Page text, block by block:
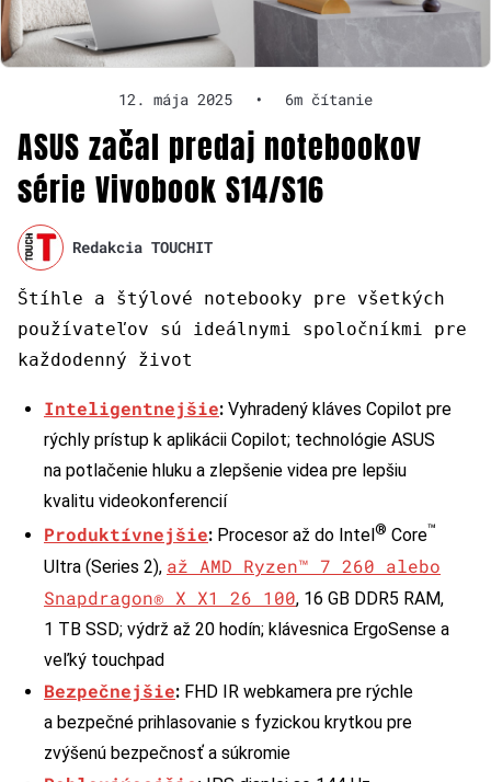
12. mája 2025 • 6m čítanie
ASUS začal predaj notebookov
série Vivobook S14/S16
Redakcia TOUCHIT
Štíhle a štýlové notebooky pre všetkých
používateľov sú ideálnymi spoločníkmi pre
každodenný život
Inteligentnejšie: Vyhradený kláves Copilot pre
rýchly prístup k aplikácii Copilot; technológie ASUS
na potlačenie hluku a zlepšenie videa pre lepšiu
kvalitu videokonferencií
Produktívnejšie: Procesor až do Intel ® Core™
Ultra (Series 2), až AMD Ryzen™ 7 260 alebo
Snapdragon® X X1 26 100, 16 GB DDR5 RAM,
1 TB SSD; výdrž až 20 hodín; klávesnica ErgoSense a
veľký touchpad
Bezpečnejšie: FHD IR webkamera pre rýchle
a bezpečné prihlasovanie s fyzickou krytkou pre
zvýšenú bezpečnosť a súkromie